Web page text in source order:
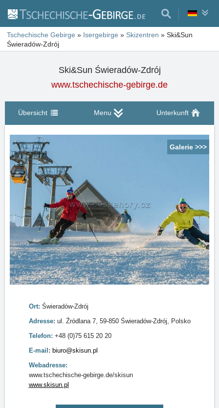
Tschechische Gebirge » Isergebirge » Skizentren » Ski&Sun
Świeradów-Zdrój
Ski&Sun Świeradów-Zdrój
www.tschechische-gebirge.de
Übersicht Menu Unterkunft
Galerie >>>
Ort: Świeradów-Zdrój
Adresse: ul. Źródlana 7, 59-850 Świeradów-Zdrój, Polsko
Telefon: +48 (0)75 615 20 20
E-mail: biuro@skisun.pl
Webadresse:
www.tschechische-gebirge.de/skisun
www.skisun.pl